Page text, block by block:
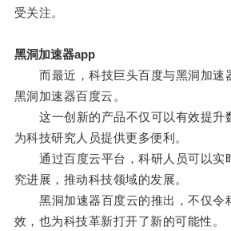
受关注。
黑洞加速器app
而最近，科技巨头百度与黑洞加速
黑洞加速器百度云。
这一创新的产品不仅可以有效提升
为科技研究人员提供更多便利。
通过百度云平台，科研人员可以实
究进展，推动科技领域的发展。
黑洞加速器百度云的推出，不仅令
效，也为科技革新打开了新的可能性。